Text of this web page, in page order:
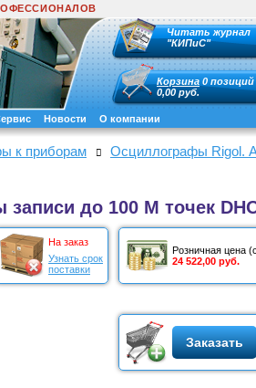
Читать журнал
"КИПиС"
Корзина 0 позиций
0,00 руб.
Новости О компании
к приборам
Осциллографы Rigol.
до 100 М точек
На заказ
Узнать срок
поставки
Розничная цена
24 522,00 руб.
Заказать